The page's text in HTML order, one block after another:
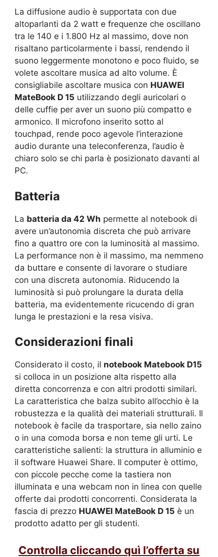
La diffusione audio è supportata con due
altoparlanti da 2 watt e frequenze che oscillano
tra le 140 e i 1.800 Hz al massimo, dove non
risaltano particolarmente i bassi, rendendo il
suono leggermente monotono e poco fluido, se
volete ascoltare musica ad alto volume. È
consigliabile ascoltare musica con HUAWEI
MateBook D 15 utilizzando degli auricolari o
delle cuffie per aver un suono più compatto e
armonico. Il microfono inserito sotto al
touchpad, rende poco agevole l’interazione
audio durante una teleconferenza, l’audio è
chiaro solo se chi parla è posizionato davanti al
PC.
Batteria
La batteria da 42 Wh permette al notebook di
avere un’autonomia discreta che può arrivare
fino a quattro ore con la luminosità al massimo.
La performance non è il massimo, ma nemmeno
da buttare e consente di lavorare o studiare
con una discreta autonomia. Riducendo la
luminosità si può prolungare la durata della
batteria, ma evidentemente ricucendo di gran
lunga le prestazioni e la resa visiva.
Considerazioni finali
Considerato il costo, il notebook Matebook D15
si colloca in un posizione alta rispetto alla
diretta concorrenza e con altri prodotti similari.
La caratteristica che balza subito all’occhio è la
robustezza e la qualità dei materiali strutturali. Il
notebook è facile da trasportare, sia nello zaino
o in una comoda borsa e non teme gli urti. Le
caratteristiche salienti: la struttura in alluminio e
il software Huawei Share. Il computer è ottimo,
con piccole pecche come la tastiera non
illuminata e una webcam non in linea con quelle
offerte dai prodotti concorrenti. Considerata la
fascia di prezzo HUAWEI MateBook D 15 è un
prodotto adatto per gli studenti.
Controlla cliccando quì l’offerta su